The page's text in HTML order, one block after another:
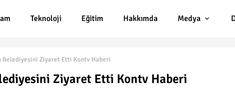
Teknoloji Eğitim Hakkımda Medya
Belediyesini Ziyaret Etti Kontv Haberi
Ziyaret Etti Kontv Haberi